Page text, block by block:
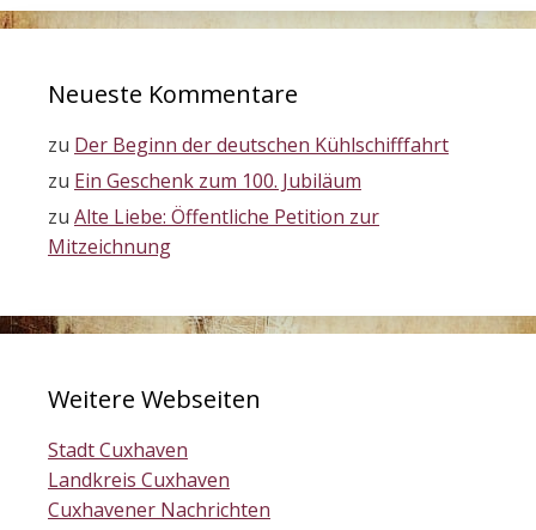
Neueste Kommentare
zu Der Beginn der deutschen Kühlschifffahrt
zu Ein Geschenk zum 100. Jubiläum
zu Alte Liebe: Öffentliche Petition zur
Mitzeichnung
Weitere Webseiten
Stadt Cuxhaven
Landkreis Cuxhaven
Cuxhavener Nachrichten